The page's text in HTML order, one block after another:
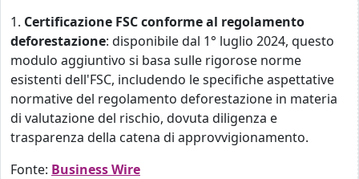
1. Certificazione FSC conforme al regolamento
deforestazione: disponibile dal 1° luglio 2024, questo
modulo aggiuntivo si basa sulle rigorose norme
esistenti dell'FSC, includendo le specifiche aspettative
normative del regolamento deforestazione in materia
di valutazione del rischio, dovuta diligenza e
trasparenza della catena di approvvigionamento.
Fonte: Business Wire